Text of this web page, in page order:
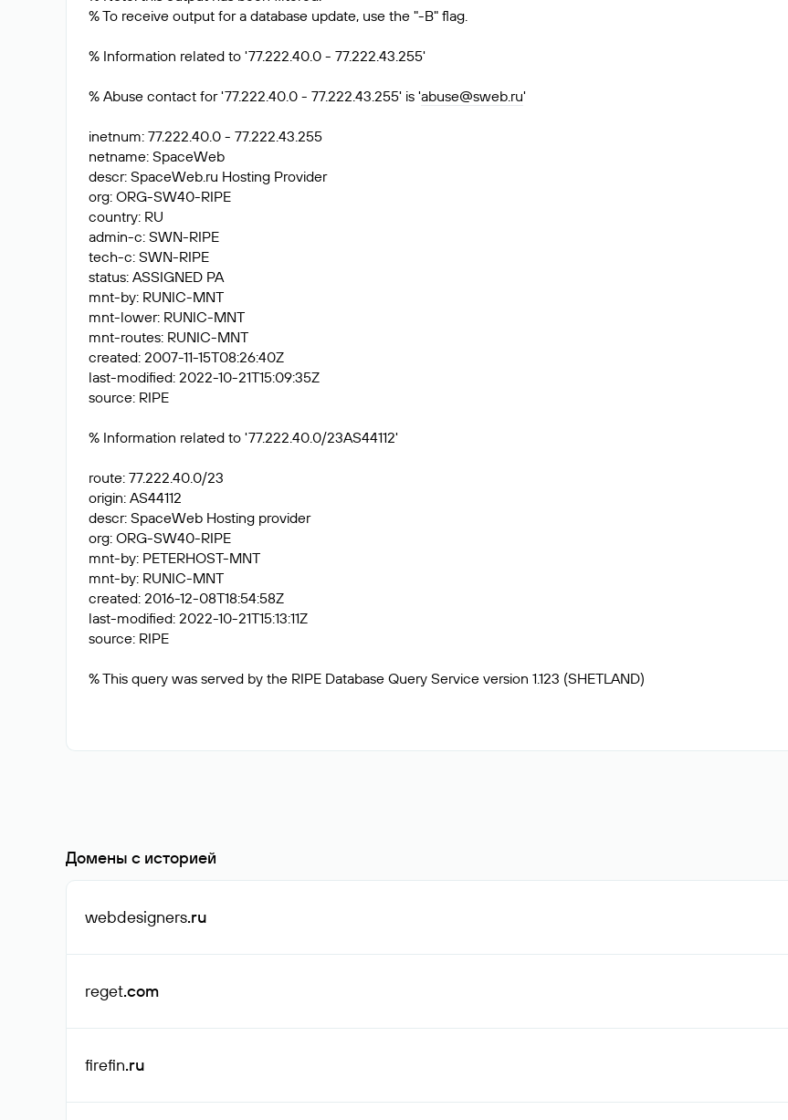
% To receive output for a database update, use the "-B" flag.
% Information related to '77.222.40.0 - 77.222.43.255'
% Abuse contact for '77.222.40.0 - 77.222.43.255' is 'abuse@sweb.ru'
inetnum: 77.222.40.0 - 77.222.43.255
netname: SpaceWeb
descr: SpaceWeb.ru Hosting Provider
org: ORG-SW40-RIPE
country: RU
admin-c: SWN-RIPE
tech-c: SWN-RIPE
status: ASSIGNED PA
mnt-by: RUNIC-MNT
mnt-lower: RUNIC-MNT
mnt-routes: RUNIC-MNT
created: 2007-11-15T08:26:40Z
last-modified: 2022-10-21T15:09:35Z
source: RIPE
% Information related to '77.222.40.0/23AS44112'
route: 77.222.40.0/23
origin: AS44112
descr: SpaceWeb Hosting provider
org: ORG-SW40-RIPE
mnt-by: PETERHOST-MNT
mnt-by: RUNIC-MNT
created: 2016-12-08T18:54:58Z
last-modified: 2022-10-21T15:13:11Z
source: RIPE
% This query was served by the RIPE Database Query Service version 1.123 (SHETLAND)
Домены с историей
webdesigners.ru
reget.com
firefin.ru